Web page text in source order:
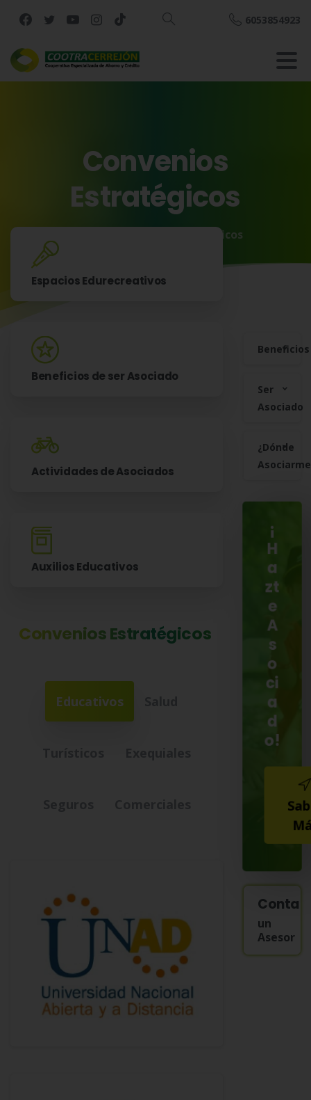
Buscar
6053854923
Convenios
Estratégicos
Convenios Estratégicos
Espacios Edurecreativos
Beneficios de ser Asociado
Actividades de Asociados
Auxilios Educativos
ConveniosEstratégicos
Educativos
Beneficios
Ser
Asociado
¿Dónde
¡
H
a
zt
e
A
s
o
ci
a
d
o!
un
Asesor